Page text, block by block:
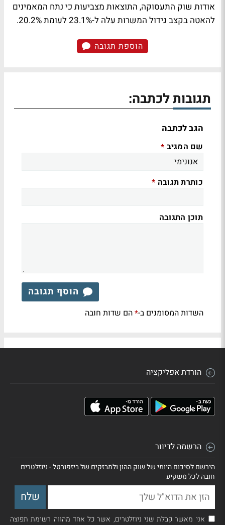
אודות שוק התעסוקה, התוצאות מצביעות כי נתח המאמינים
להאטה בקצב גידול המשרות עלה ל-23.1% לעומת 20.2%.
הוספת תגובה
תגובות לכתבה:
הגב לכתבה
שם המגיב *
כותרת תגובה *
תוכן התגובה
הוסף תגובה
השדות המסומנים ב-*הם שדות חובה
הורדת אפליקציה
הרשמה לדיוור
הירשם לסיכום היומי של שוק ההון ולמבזקים של ביזפורטל - ניוזלטרים
חובה לכל משקיע
אני מאשר קבלת שני ניוזלטרים, אשר כל אחד מהווה רשימת תפוצה